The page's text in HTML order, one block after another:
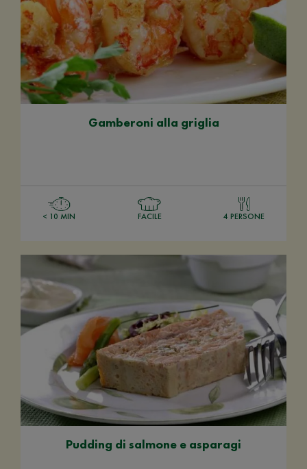
Gamberoni alla griglia
< 10 MIN FACILE 4 PERSONE
Pudding di salmone e asparagi